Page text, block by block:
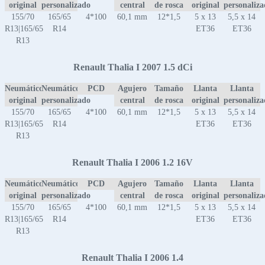
original personalizado central de rosca original
155/70
R13|165/65
R13
165/65
R14
4*100 60,1 mm 12*1,5
5 x 13
ET36
5,5 x 14
ET36
Renault Thalia I 2007 1.5 dCi
Neumático
original
Neumático
personalizado
PCD
Agujero
central
Tamaño
de rosca
Llanta
original
Llanta
155/70
R13|165/65
R13
165/65
R14
4*100 60,1 mm 12*1,5
5 x 13
ET36
5,5 x 14
ET36
Renault Thalia I 2006 1.2 16V
Neumático
original
Neumático
personalizado
PCD
Agujero
central
Tamaño
de rosca
Llanta
original
Llanta
155/70
R13|165/65
R13
165/65
R14
4*100 60,1 mm 12*1,5
5 x 13
ET36
5,5 x 14
ET36
Renault Thalia I 2006 1.4